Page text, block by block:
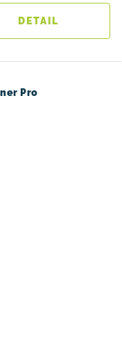
DETAIL
Pro